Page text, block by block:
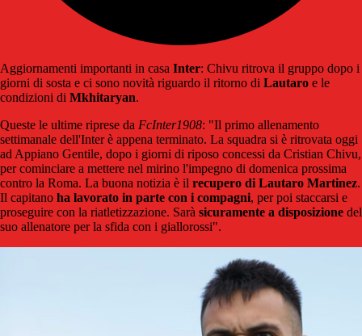
Aggiornamenti importanti in casa Inter: Chivu ritrova il gruppo dopo i
giorni di sosta e ci sono novità riguardo il ritorno di Lautaro e le
condizioni di Mkhitaryan.
Queste le ultime riprese da FcInter1908: "Il primo allenamento
settimanale dell'Inter è appena terminato. La squadra si è ritrovata oggi
ad Appiano Gentile, dopo i giorni di riposo concessi da Cristian Chivu,
per cominciare a mettere nel mirino l'impegno di domenica prossima
contro la Roma. La buona notizia è il recupero di Lautaro Martinez.
Il capitano ha lavorato in parte con i compagni, per poi staccarsi e
proseguire con la riatletizzazione. Sarà sicuramente a disposizione del
suo allenatore per la sfida con i giallorossi".